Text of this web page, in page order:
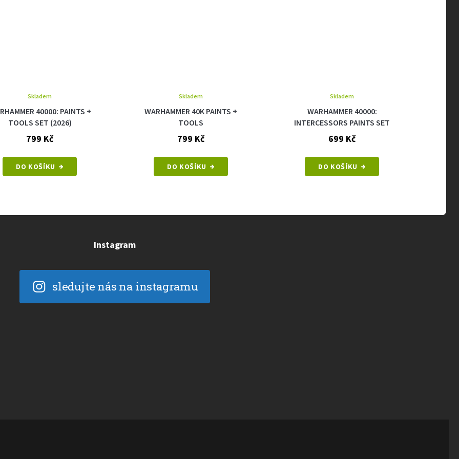
40000: PAINTS +
TOOLS SET (2026)
Skladem
799 Kč
DO KOŠÍKU
WARHAMMER 40K PAINTS +
TOOLS
Skladem
799 Kč
DO KOŠÍKU
WARHAMMER 40000:
INTERCESSORS PAINTS SET
Skladem
699 Kč
DO KOŠÍKU
Instagram
sledujte nás na instagramu